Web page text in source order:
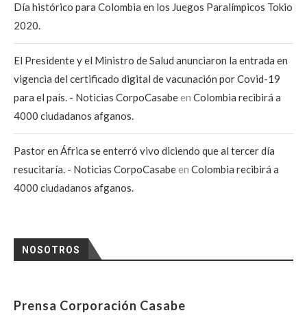
Día histórico para Colombia en los Juegos Paralímpicos Tokio
2020.
El Presidente y el Ministro de Salud anunciaron la entrada en
vigencia del certificado digital de vacunación por Covid-19
para el país. - Noticias CorpoCasabeen Colombia recibirá a
4000 ciudadanos afganos.
Pastor en África se enterró vivo diciendo que al tercer día
resucitaría. - Noticias CorpoCasabeen Colombia recibirá a
4000 ciudadanos afganos.
NOSOTROS
Prensa Corporación Casabe